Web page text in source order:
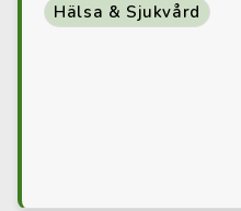
Hälsa & Sjukvård